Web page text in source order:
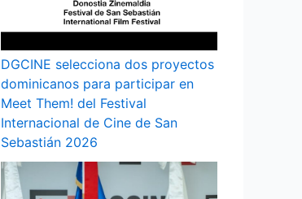
DGCINE selecciona dos proyectos
dominicanos para participar en
Meet Them! del Festival
Internacional de Cine de San
Sebastián 2026